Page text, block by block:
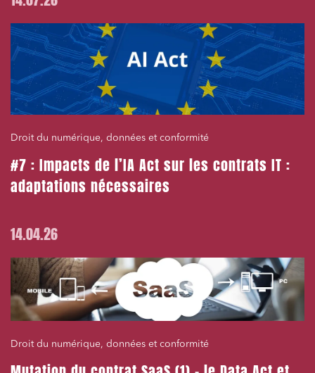
Droit du numérique, données et conformité
#7 : Impacts de l’IA Act sur les contrats IT :
adaptations nécessaires
14.04.26
Droit du numérique, données et conformité